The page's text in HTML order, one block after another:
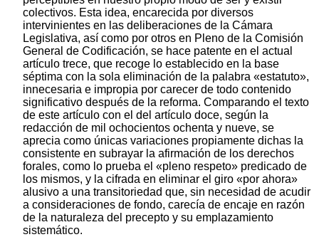
colectivos. Esta idea, encarecida por diversos
intervinientes en las deliberaciones de la Cámara
Legislativa, así como por otros en Pleno de la Comisión
General de Codificación, se hace patente en el actual
artículo trece, que recoge lo establecido en la base
séptima con la sola eliminación de la palabra «estatuto»,
innecesaria e impropia por carecer de todo contenido
significativo después de la reforma. Comparando el texto
de este artículo con el del artículo doce, según la
redacción de mil ochocientos ochenta y nueve, se
aprecia como únicas variaciones propiamente dichas la
consistente en subrayar la afirmación de los derechos
forales, como lo prueba el «pleno respeto» predicado de
los mismos, y la cifrada en eliminar el giro «por ahora»
alusivo a una transitoriedad que, sin necesidad de acudir
a consideraciones de fondo, carecía de encaje en razón
de la naturaleza del precepto y su emplazamiento
sistemático.